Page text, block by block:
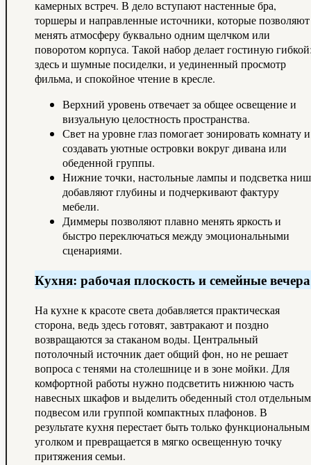
камерных встреч. В дело вступают настенные бра,
торшеры и направленные источники, которые позволяют
менять атмосферу буквально одним щелчком или
поворотом корпуса. Такой набор делает гостиную
здесь и шумные посиделки, и уединенный просмотр
фильма, и спокойное чтение в кресле.
Верхний уровень отвечает за общее освещение и
визуальную целостность пространства.
Свет на уровне глаз помогает зонировать комнату и
создавать уютные островки вокруг дивана или
обеденной группы.
Нижние точки, настольные лампы и подсветка ниш
добавляют глубины и подчеркивают фактуру
мебели.
Диммеры позволяют плавно менять яркость и
быстро переключаться между эмоциональными
сценариями.
Кухня: рабочая плоскость и семейные вечера
На кухне к красоте света добавляется практическая
сторона, ведь здесь готовят, завтракают и поздно
возвращаются за стаканом воды. Центральный
потолочный источник дает общий фон, но не решает
вопроса с тенями на столешнице и в зоне мойки. Для
комфортной работы нужно подсветить нижнюю часть
навесных шкафов и выделить обеденный стол отдельным
подвесом или группой компактных плафонов. В
результате кухня перестает быть только функциональным
уголком и превращается в мягко освещенную точку
притяжения семьи.